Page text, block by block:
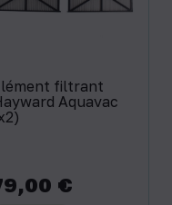
filtrant
Aquavac
€